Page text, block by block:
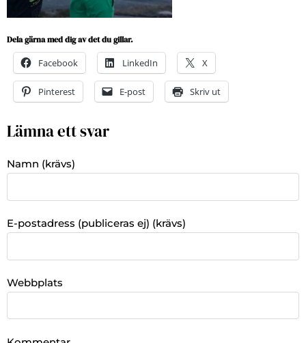
Dela gärna med dig av det du gillar.
Facebook LinkedIn X
Pinterest E-post Skriv ut
Lämna ett svar
Namn (krävs)
E-postadress (publiceras ej) (krävs)
Webbplats